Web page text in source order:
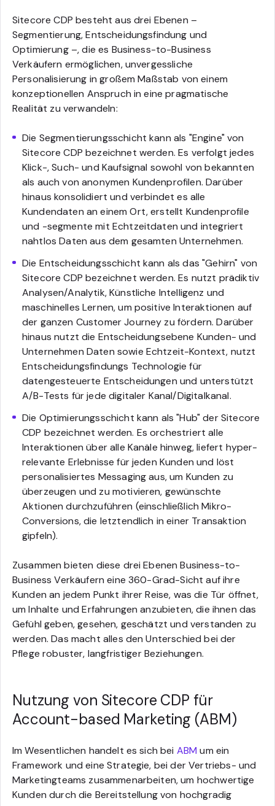
Sitecore CDP besteht aus drei Ebenen –
Segmentierung, Entscheidungsfindung und
Optimierung –, die es Business-to-Business
Verkäufern ermöglichen, unvergessliche
Personalisierung in großem Maßstab von einem
konzeptionellen Anspruch in eine pragmatische
Realität zu verwandeln:
Die Segmentierungsschicht kann als "Engine" von
Sitecore CDP bezeichnet werden. Es verfolgt jedes
Klick-, Such- und Kaufsignal sowohl von bekannten
als auch von anonymen Kundenprofilen. Darüber
hinaus konsolidiert und verbindet es alle
Kundendaten an einem Ort, erstellt Kundenprofile
und -segmente mit Echtzeitdaten und integriert
nahtlos Daten aus dem gesamten Unternehmen.
Die Entscheidungsschicht kann als das "Gehirn" von
Sitecore CDP bezeichnet werden. Es nutzt prädiktiv
Analysen/Analytik, Künstliche Intelligenz und
maschinelles Lernen, um positive Interaktionen auf
der ganzen Customer Journey zu fördern. Darüber
hinaus nutzt die Entscheidungsebene Kunden- und
Unternehmen Daten sowie Echtzeit-Kontext, nutzt
Entscheidungsfindungs Technologie für
datengesteuerte Entscheidungen und unterstützt
A/B-Tests für jede digitaler Kanal/Digitalkanal.
Die Optimierungsschicht kann als "Hub" der Sitecore
CDP bezeichnet werden. Es orchestriert alle
Interaktionen über alle Kanäle hinweg, liefert hyper-
relevante Erlebnisse für jeden Kunden und löst
personalisiertes Messaging aus, um Kunden zu
überzeugen und zu motivieren, gewünschte
Aktionen durchzuführen (einschließlich Mikro-
Conversions, die letztendlich in einer Transaktion
gipfeln).
Zusammen bieten diese drei Ebenen Business-to-
Business Verkäufern eine 360-Grad-Sicht auf ihre
Kunden an jedem Punkt ihrer Reise, was die Tür öffnet,
um Inhalte und Erfahrungen anzubieten, die ihnen das
Gefühl geben, gesehen, geschätzt und verstanden zu
werden. Das macht alles den Unterschied bei der
Pflege robuster, langfristiger Beziehungen.
Nutzung von Sitecore CDP für
Account-based Marketing (ABM)
Im Wesentlichen handelt es sich bei ABMum ein
Framework und eine Strategie, bei der Vertriebs- und
Marketingteams zusammenarbeiten, um hochwertige
Kunden durch die Bereitstellung von hochgradig